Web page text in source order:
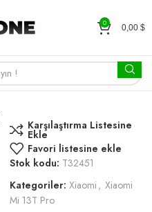
0
0,00 $
Karşılaştırma Listesine
Ekle
Favori listesine ekle
Stok kodu: T32451
Kategoriler: Xiaomi , Xiaomi
Mi 13T Pro